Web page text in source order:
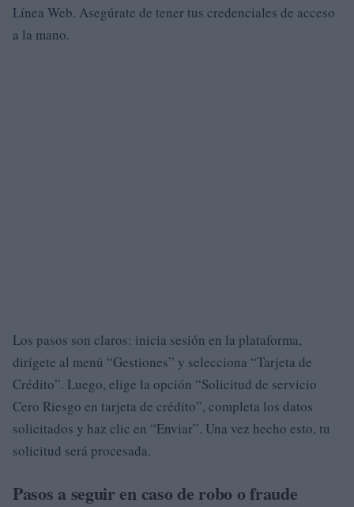
Línea Web. Asegúrate de tener tus credenciales de acceso
a la mano.
Los pasos son claros: inicia sesión en la plataforma,
dirígete al menú “Gestiones” y selecciona “Tarjeta de
Crédito”. Luego, elige la opción “Solicitud de servicio
Cero Riesgo en tarjeta de crédito”, completa los datos
solicitados y haz clic en “Enviar”. Una vez hecho esto, tu
solicitud será procesada.
Pasos a seguir en caso de robo o fraude